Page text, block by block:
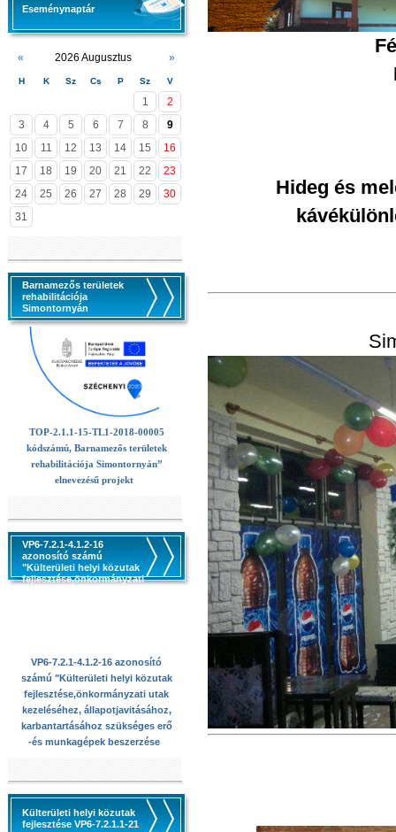
Eseménynaptár
« 2026 Augusztus »
H K Sz Cs P Sz V
1
2
3
4 5 6 7 8
9
10
11 12 13 14 15
16
17
18 19 20 21 22
23
24
25 26 27 28 29
30
31
Barnamezős területek
rehabilitációja
Simontornyán
TOP-2.1.1-15-TL1-2018-00005
kódszámú, Barnamezős területek
rehabilitációja Simontornyán”
elnevezésű projekt
VP6-7.2.1-4.1.2-16
azonosító számú
"Külterületi helyi közutak
fejlesztése,önkormányzati
VP6-7.2.1-4.1.2-16 azonosító
számú "Külterületi helyi közutak
fejlesztése,önkormányzati utak
kezeléséhez, állapotjavitásához,
karbantartásához szükséges erő
-és munkagépek beszerzése
Külterületi helyi közutak
fejlesztése VP6-7.2.1.1-21
Hideg és